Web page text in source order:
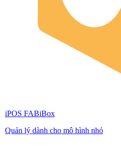
iPOS FABiBox
Quản lý dành cho mô hình nhỏ